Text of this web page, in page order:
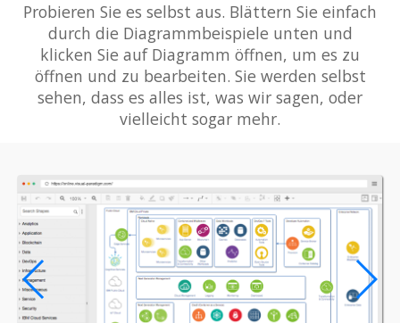
Probieren Sie es selbst aus. Blättern Sie einfach
durch die Diagrammbeispiele unten und
klicken Sie auf Diagramm öffnen, um es zu
öffnen und zu bearbeiten. Sie werden selbst
sehen, dass es alles ist, was wir sagen, oder
vielleicht sogar mehr.